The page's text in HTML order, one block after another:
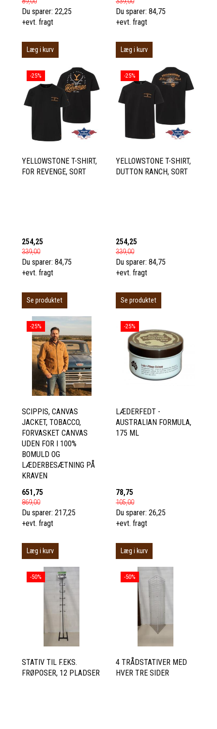
Du sparer: 22,25
+evt. fragt
Læg i kurv
Du sparer: 84,75
+evt. fragt
Læg i kurv
-25%
YELLOWSTONE T-SHIRT,
FOR REVENGE, SORT
254,25
339,00
Du sparer: 84,75
+evt. fragt
Se produktet
-25%
YELLOWSTONE T-SHIRT,
DUTTON RANCH, SORT
254,25
339,00
Du sparer: 84,75
+evt. fragt
Se produktet
-25%
SCIPPIS, CANVAS
JACKET, TOBACCO,
FORVASKET CANVAS
UDEN FOR I 100%
BOMULD OG
LÆDERBESÆTNING PÅ
KRAVEN
651,75
869,00
Du sparer: 217,25
+evt. fragt
Læg i kurv
-25%
LÆDERFEDT -
AUSTRALIAN FORMULA,
175 ML
78,75
105,00
Du sparer: 26,25
+evt. fragt
Læg i kurv
-50%
STATIV TIL F.EKS.
FRØPOSER, 12 PLADSER
-50%
4 TRÅDSTATIVER MED
HVER TRE SIDER